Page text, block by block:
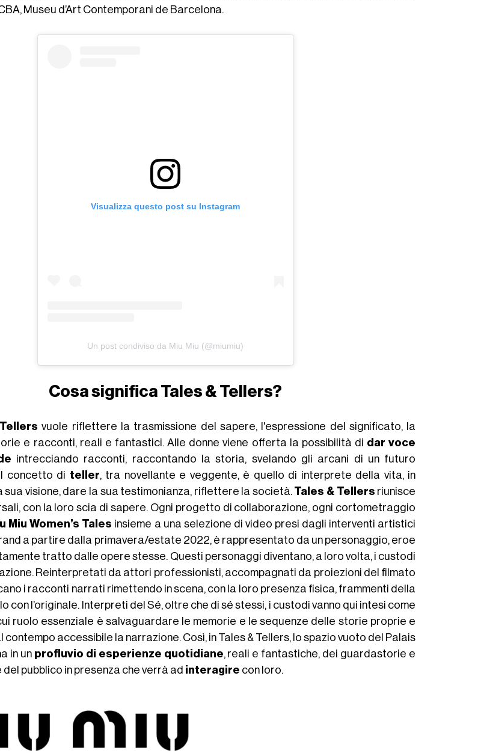
Museu d’Art Contemporani de Barcelona.
Visualizza questo post su Instagram
Un post condiviso da Miu Miu (@miumiu)
Cosa significa Tales & Tellers?
vuole riflettere la trasmissione del sapere, l'espressione del significato, la
e racconti, reali e fantastici. Alle donne viene offerta la possibilità di dar voce
intrecciando racconti, raccontando la storia, svelando gli arcani di un futuro
concetto di teller, tra novellante e veggente, è quello di interprete della vita, in
sua visione, dare la sua testimonianza, riflettere la società. Tales & Tellers riunisce
con la loro scia di sapere. Ogni progetto di collaborazione, ogni cortometraggio
Miu Women’s Tales insieme a una selezione di video presi dagli interventi artistici
a partire dalla primavera/estate 2022, è rappresentato da un personaggio, eroe
tratto dalle opere stesse. Questi personaggi diventano, a loro volta, i custodi
Reinterpretati da attori professionisti, accompagnati da proiezioni del filmato
i racconti narrati rimettendo in scena, con la loro presenza fisica, frammenti della
con l’originale. Interpreti del Sé, oltre che di sé stessi, i custodi vanno qui intesi come
ruolo essenziale è salvaguardare le memorie e le sequenze delle storie proprie e
contempo accessibile la narrazione. Così, in Tales & Tellers, lo spazio vuoto del Palais
in un profluvio di esperienze quotidiane, reali e fantastiche, dei guardastorie e
pubblico in presenza che verrà ad interagire con loro.